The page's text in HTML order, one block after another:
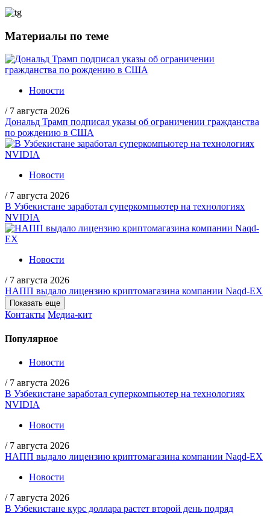
Материалы по теме
Новости
/ 7 августа 2026
Дональд Трамп подписал указы об ограничении гражданства
по рождению в США
Новости
/ 7 августа 2026
В Узбекистане заработал суперкомпьютер на технологиях
NVIDIA
Новости
/ 7 августа 2026
НАПП выдало лицензию криптомагазина компании Naqd-EX
Показать еще
Контакты Медиа-кит
Популярное
Новости
/ 7 августа 2026
В Узбекистане заработал суперкомпьютер на технологиях
NVIDIA
Новости
/ 7 августа 2026
НАПП выдало лицензию криптомагазина компании Naqd-EX
Новости
/ 7 августа 2026
В Узбекистане курс доллара растет второй день подряд